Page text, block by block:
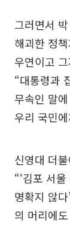
그러면서
해괴한 정
우연이고
“대통령과
무속인 말
우리 국민
신영대 더
“‘김포 서
명확지 않
의 머리에